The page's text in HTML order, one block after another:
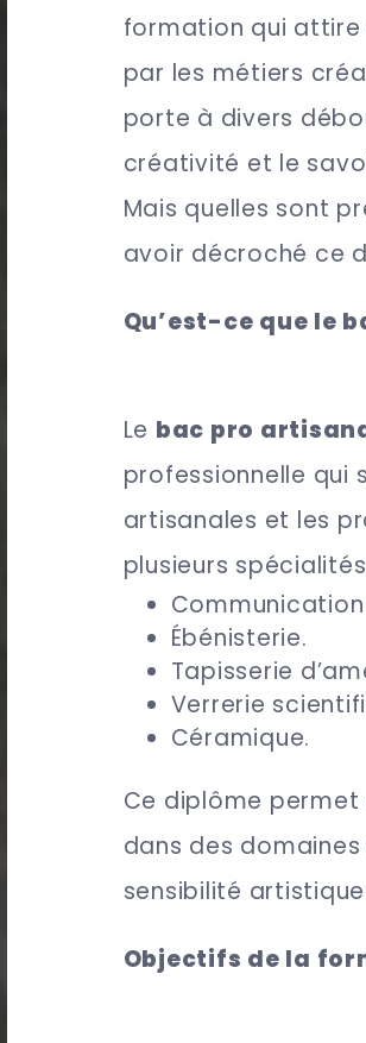
formation qui attire
par les métiers
porte à divers
créativité et le
Mais quelles sont
avoir décroché ce
Qu’est-ce que le
Le bac pro
professionnelle qui
artisanales et les
plusieurs
Communication
Ébénisterie.
Tapisserie
Verrerie
Céramique.
Ce diplôme
dans des
sensibilité
Objectifs de la